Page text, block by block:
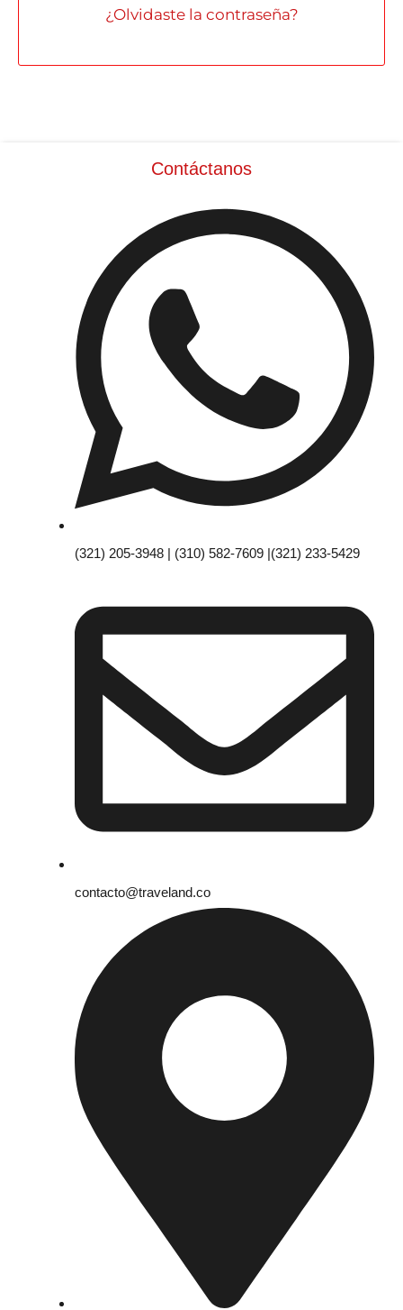
¿Olvidaste la contraseña?
Contáctanos
(321) 205-3948 | (310) 582-7609 |(321) 233-5429
contacto@traveland.co